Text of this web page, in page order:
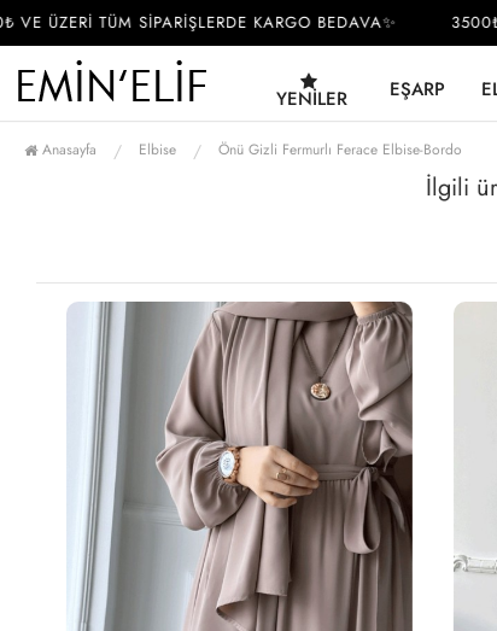
ÜZERİ TÜM SİPARİŞLERDE KARGO BEDAVA✨ 3500₺
YENILER EŞARP
Anasayfa Elbise Önü Gizli Fermurlı Ferace Elbise-Bordo
İlgili